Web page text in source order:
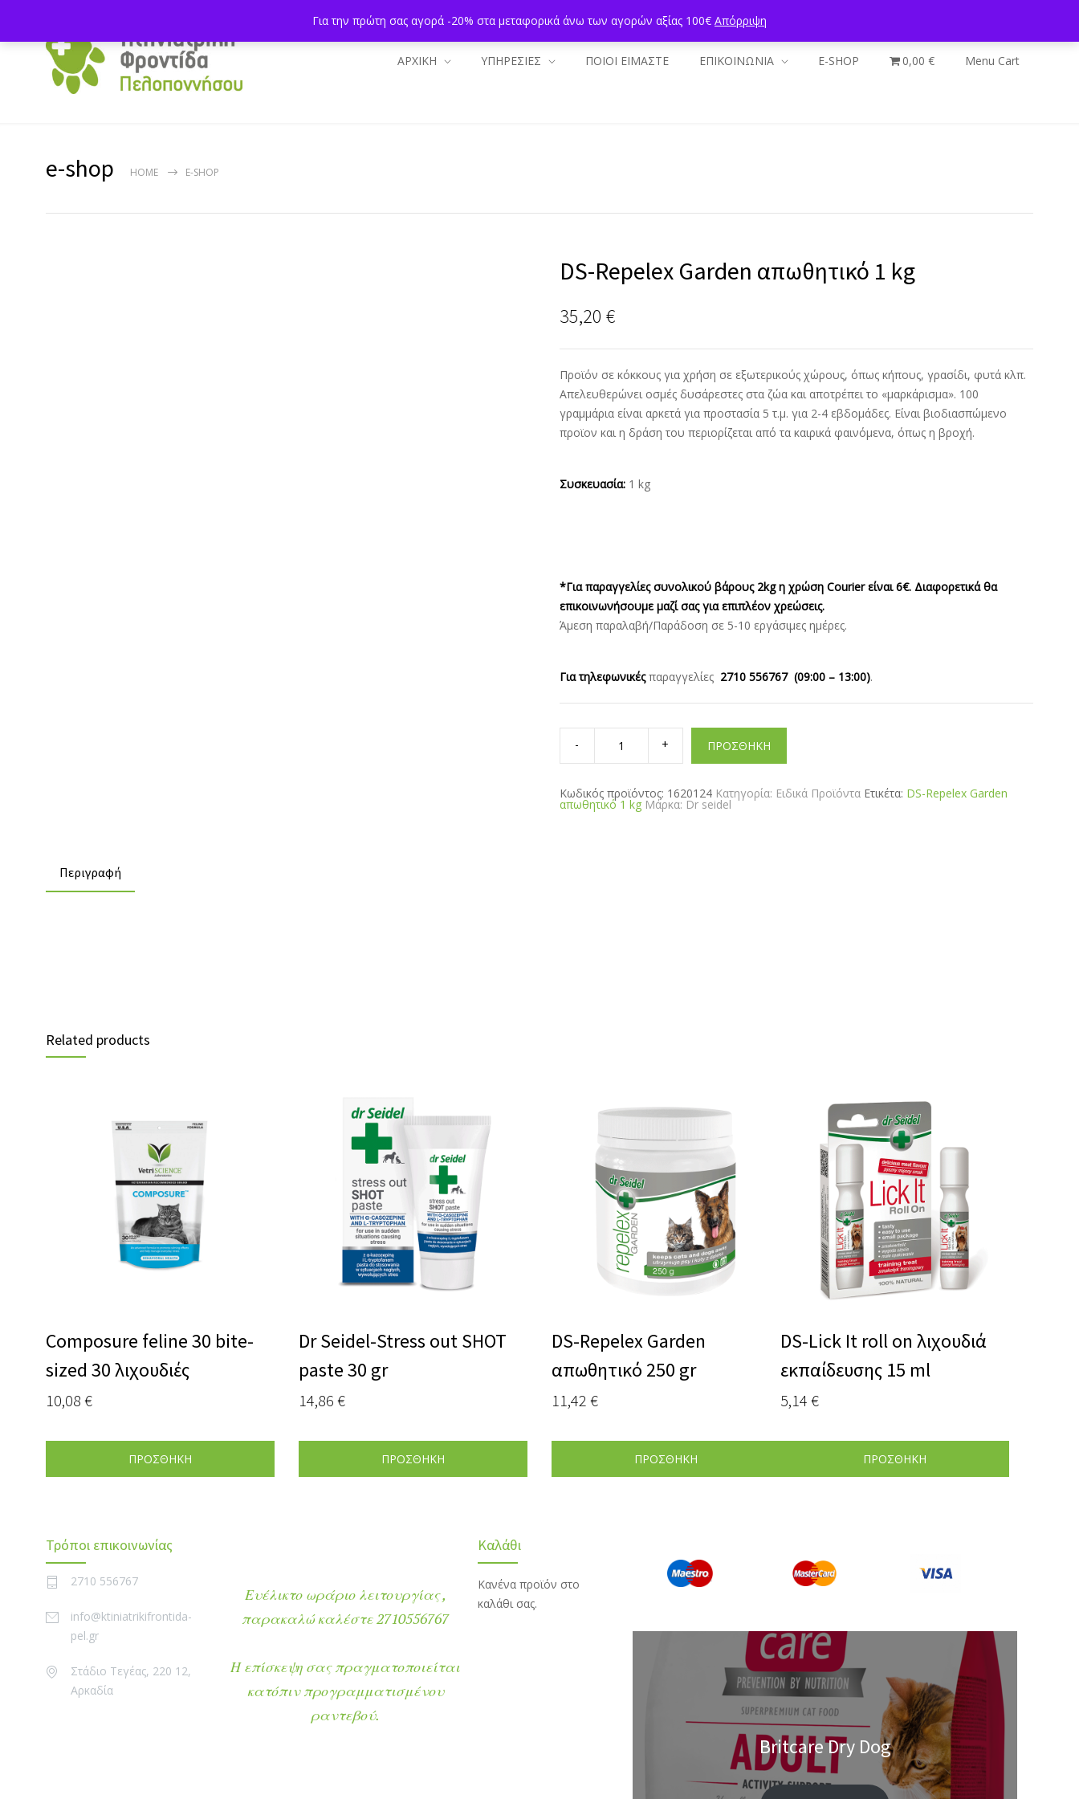
ΑΡΧΙΚΗ ΥΠΗΡΕΣΙΕΣ ΠΟΙΟΙ ΕΙΜΑΣΤΕ ΕΠΙΚΟΙΝΩΝΙΑ E-SHOP 0,00 € Menu Cart
e-shop HOME E-SHOP
DS-Repelex Garden απωθητικό 1 kg
35,20 €
Προϊόν σε κόκκους για χρήση σε εξωτερικούς χώρους, όπως κήπους, γρασίδι, φυτά κλπ.
Απελευθερώνει οσμές δυσάρεστες στα ζώα και αποτρέπει το «μαρκάρισμα». 100
γραμμάρια είναι αρκετά για προστασία 5 τ.μ. για 2-4 εβδομάδες. Είναι βιοδιασπώμενο
προϊον και η δράση του περιορίζεται από τα καιρικά φαινόμενα, όπως η βροχή.
Συσκευασία:1 kg
*Για παραγγελίες συνολικού βάρους 2kg η χρώση Courier είναι 6€. Διαφορετικά θα
επικοινωνήσουμε μαζί σας για επιπλέον χρεώσεις.
Άμεση παραλαβή/Παράδοση σε 5-10 εργάσιμες ημέρες.
Για τηλεφωνικέςπαραγγελίες 2710 556767 (09:00 – 13:00).
DS-
Repelex
απωθητικό
kg
quantity
ΠΡΟΣΘΗΚΗ
Κωδικός προϊόντος: 1620124 Κατηγορία: Ειδικά Προϊόντα Ετικέτα: DS-Repelex Garden
απωθητικό 1 kg Μάρκα: Dr seidel
Περιγραφή
Related products
Composure feline 30 bite-
sized 30 λιχουδιές
10,08 €
ΠΡΟΣΘΗΚΗ
Dr Seidel-Stress out SHOT
paste 30 gr
14,86 €
ΠΡΟΣΘΗΚΗ
DS-Repelex Garden
απωθητικό 250 gr
11,42 €
ΠΡΟΣΘΗΚΗ
DS-Lick It roll on λιχουδιά
εκπαίδευσης 15 ml
5,14 €
ΠΡΟΣΘΗΚΗ
Τρόποι επικοινωνίας
2710 556767
info@ktiniatrikifrontida-
pel.gr
Στάδιο Τεγέας, 220 12,
Αρκαδία
Ευέλικτο ωράριο λειτουργίας ,
παρακαλώ καλέστε 2710556767
Η επίσκεψη σας πραγματοποιείται
κατόπιν προγραμματισμένου
ραντεβού.
Καλάθι
Κανένα προϊόν στο
καλάθι σας.
Britcare Dry Dog
Για την πρώτη σας αγορά -20% στα μεταφορικά άνω των αγορών αξίας 100€ Απόρριψη